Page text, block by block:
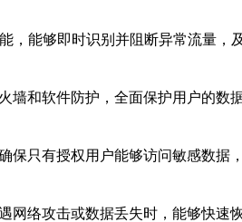
，能够即时识别并阻断异常流量，
墙和软件防护，全面保护用户的数
保只有授权用户能够访问敏感数据
网络攻击或数据丢失时，能够快速